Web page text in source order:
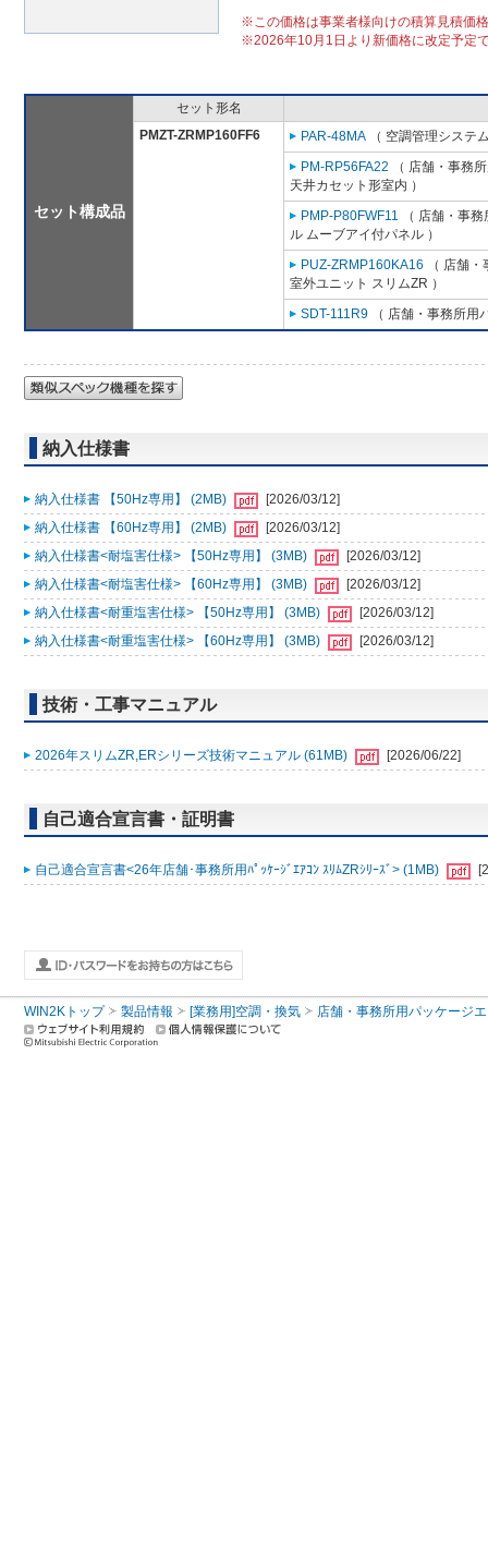
※この価格は事業者様向けの積算見積価
※2026年10月1日より新価格に改定予定
セット構成品
セット形名
PMZT-ZRMP160FF6
PAR-48MA （ 空調管理システ
PM-RP56FA22 （ 店舗・事務
天井カセット形室内 ）
PMP-P80FWF11 （ 店舗・事
ル ムーブアイ付パネル ）
PUZ-ZRMP160KA16 （ 店舗
室外ユニット スリムZR ）
SDT-111R9 （ 店舗・事務所用
納入仕様書
納入仕様書 【50Hz専用】 (2MB)
[2026/03/12]
納入仕様書 【60Hz専用】 (2MB)
[2026/03/12]
納入仕様書<耐塩害仕様> 【50Hz専用】 (3MB)
[2026/03/12]
納入仕様書<耐塩害仕様> 【60Hz専用】 (3MB)
[2026/03/12]
納入仕様書<耐重塩害仕様> 【50Hz専用】 (3MB)
[2026/03/12]
納入仕様書<耐重塩害仕様> 【60Hz専用】 (3MB)
[2026/03/12]
技術・工事マニュアル
2026年スリムZR,ERシリーズ技術マニュアル (61MB) [2026/06/22]
自己適合宣言書・証明書
自己適合宣言書<26年店舗･事務所用ﾊﾟｯｹｰｼﾞｴｱｺﾝ ｽﾘﾑZRｼﾘｰｽﾞ> (1MB)
WIN2Kトップ 製品情報 [業務用]空調・換気 店舗・事務所用パッケージ